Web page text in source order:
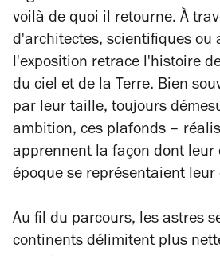
voilà de quoi il retourne. À
d'architectes, scientifiques ou
l'exposition retrace l'histoire
du ciel et de la Terre. Bien
par leur taille, toujours
ambition, ces plafonds –
apprennent la façon dont leur
époque se représentaient leur
Au fil du parcours, les astres
continents délimitent plus